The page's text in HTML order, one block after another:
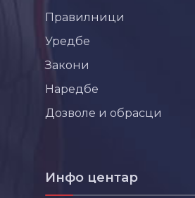
Правилници
Уредбе
Закони
Наредбе
Дозволе и обрасци
Инфо центар